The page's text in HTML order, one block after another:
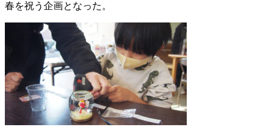
春を祝う企画となった。